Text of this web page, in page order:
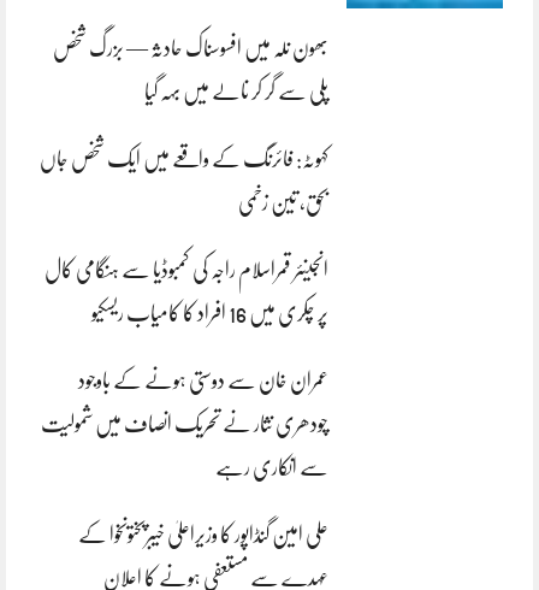
بھون نلہ میں افسوسناک حادثہ — بزرگ شخص
پلی سے گر کر نالے میں بہہ گیا
کہوٹہ: فائرنگ کے واقعے میں ایک شخص جاں
بحق، تین زخمی
انجینئر قمراسلام راجہ کی کمبوڈیا سے ہنگامی کال
پر چکری میں 16 افراد کا کامیاب ریسکیو
عمران خان سے دوستی ہونے کے باوجود
چودھری نثار نے تحریک انصاف میں شمولیت
سے انکاری رہے
علی امین گنڈاپور کا وزیراعلیٰ خیبرپختونخوا کے
عہدے سے مستعفی ہونے کا اعلان